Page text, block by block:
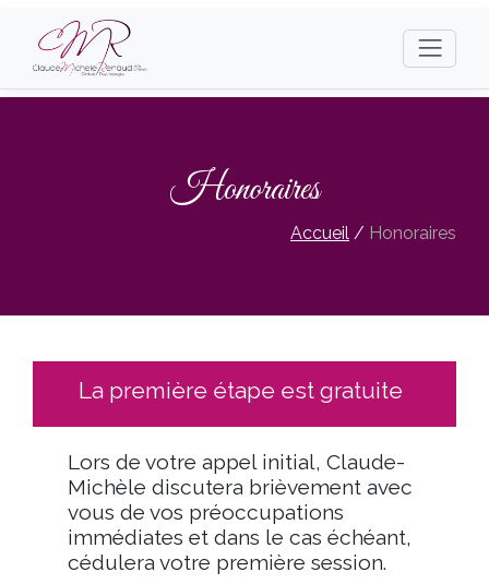
Honoraires
Accueil / Honoraires
La première étape est gratuite
Lors de votre appel initial, Claude-
Michèle discutera brièvement avec
vous de vos préoccupations
immédiates et dans le cas échéant,
cédulera votre première session.